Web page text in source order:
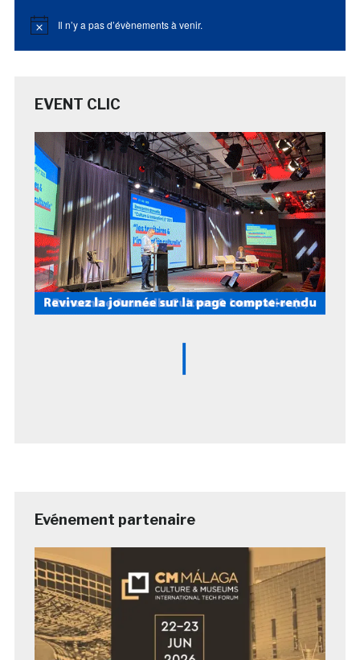
Notice Il n’y a pas d’évènements à venir.
EVENT CLIC
Evénement partenaire